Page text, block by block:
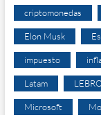
criptomonedas
Elon Musk
impuesto
Latam
Microsoft